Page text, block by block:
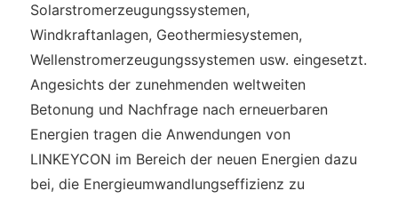
Solarstromerzeugungssystemen,
Windkraftanlagen, Geothermiesystemen,
Wellenstromerzeugungssystemen usw. eingesetzt.
Angesichts der zunehmenden weltweiten
Betonung und Nachfrage nach erneuerbaren
Energien tragen die Anwendungen von
LINKEYCON im Bereich der neuen Energien dazu
bei, die Energieumwandlungseffizienz zu